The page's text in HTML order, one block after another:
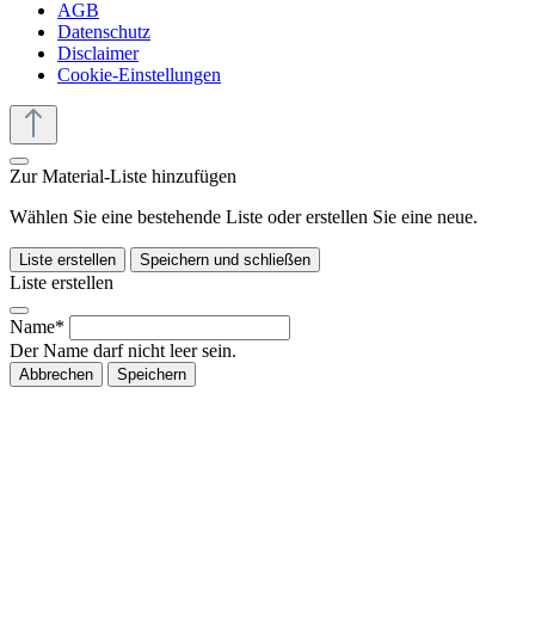
AGB
Datenschutz
Disclaimer
Cookie-Einstellungen
Zur Material-Liste hinzufügen
Wählen Sie eine bestehende Liste oder erstellen Sie eine neue.
Liste erstellen Speichern und schließen
Liste erstellen
Name*
Der Name darf nicht leer sein.
Abbrechen Speichern